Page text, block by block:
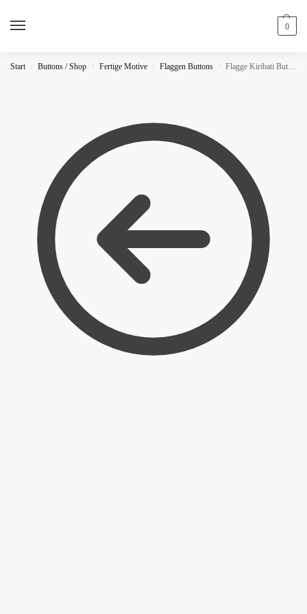
0
Start / Buttons / Shop / Fertige Motive / Flaggen Buttons / Flagge Kiribati Button